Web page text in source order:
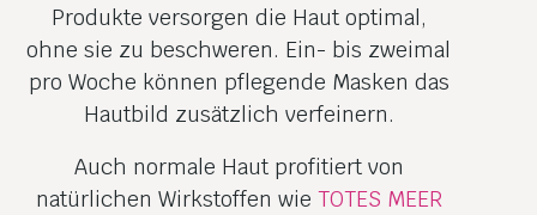
Produkte versorgen die Haut optimal,
ohne sie zu beschweren. Ein- bis zweimal
pro Woche können pflegende Masken das
Hautbild zusätzlich verfeinern.
Auch normale Haut profitiert von
natürlichen Wirkstoffen wie TOTES MEER